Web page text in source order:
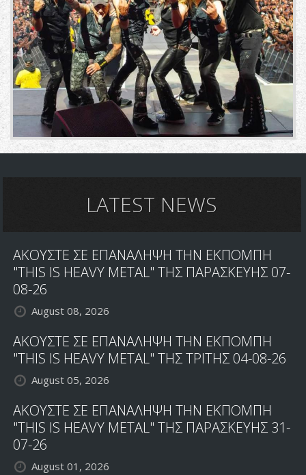
LATEST NEWS
ΑΚΟΥΣΤΕ ΣΕ ΕΠΑΝΑΛΗΨΗ ΤΗΝ ΕΚΠΟΜΠΗ
"THIS IS HEAVY METAL" ΤΗΣ ΠΑΡΑΣΚΕΥΗΣ 07-
08-26
August 08, 2026
ΑΚΟΥΣΤΕ ΣΕ ΕΠΑΝΑΛΗΨΗ ΤΗΝ ΕΚΠΟΜΠΗ
"THIS IS HEAVY METAL" ΤΗΣ ΤΡΙΤΗΣ 04-08-26
August 05, 2026
ΑΚΟΥΣΤΕ ΣΕ ΕΠΑΝΑΛΗΨΗ ΤΗΝ ΕΚΠΟΜΠΗ
"THIS IS HEAVY METAL" ΤΗΣ ΠΑΡΑΣΚΕΥΗΣ 31-
07-26
August 01, 2026